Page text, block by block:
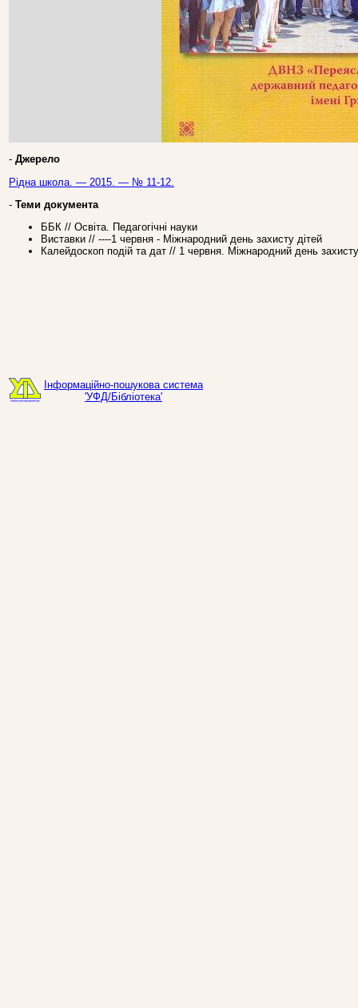
- Джерело
Рідна школа. — 2015. — № 11-12.
- Теми документа
ББК // Освіта. Педагогічні науки
Виставки // ----1 червня - Міжнародний день захисту дітей
Калейдоскоп подій та дат // 1 червня. Міжнародний день
Інформаційно-пошукова система
'УФД/Бібліотека'